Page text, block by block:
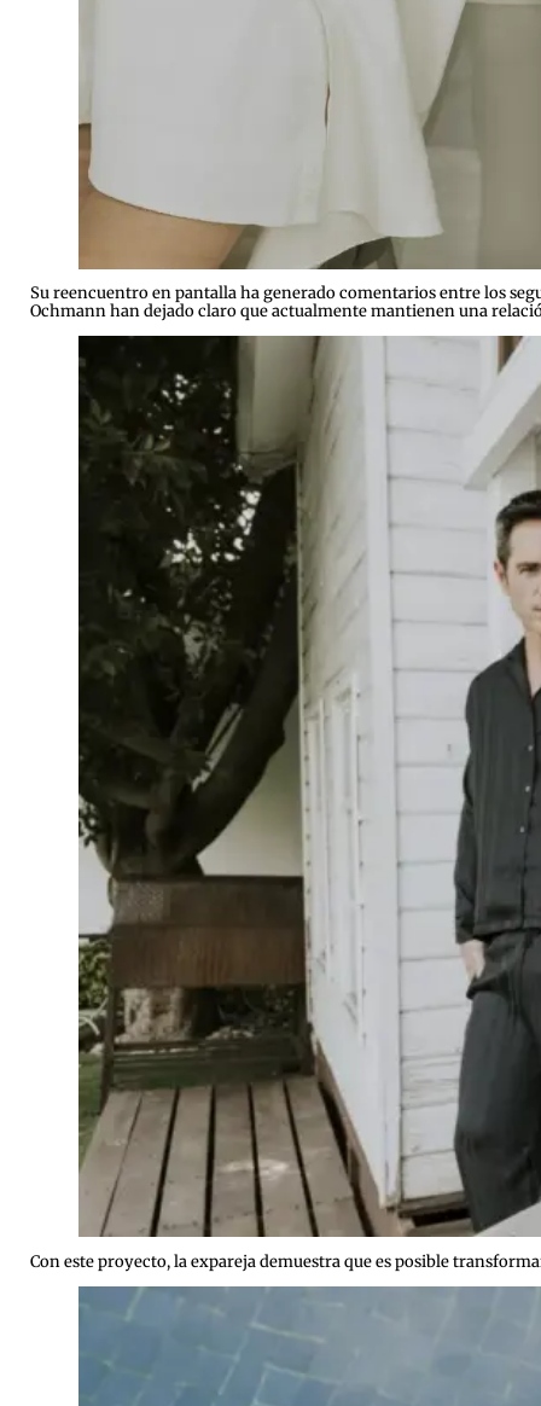
Su reencuentro en pantalla ha generado comentarios entre los
Ochmann han dejado claro que actualmente mantienen una
Con este proyecto, la expareja demuestra que es posible